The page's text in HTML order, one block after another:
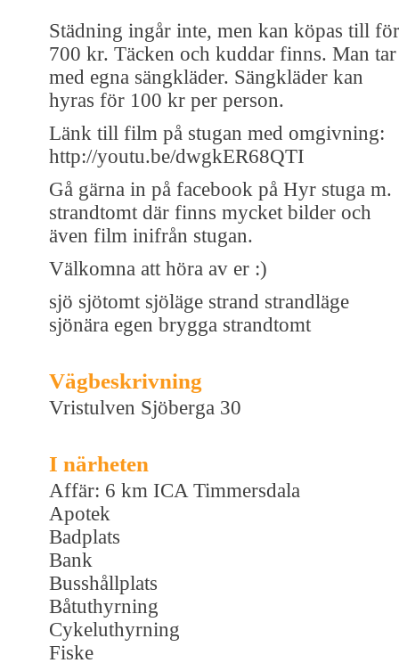
Städning ingår inte, men kan köpas till för
700 kr. Täcken och kuddar finns. Man tar
med egna sängkläder. Sängkläder kan
hyras för 100 kr per person.
Länk till film på stugan med omgivning:
http://youtu.be/dwgkER68QTI
Gå gärna in på facebook på Hyr stuga m.
strandtomt där finns mycket bilder och
även film inifrån stugan.
Välkomna att höra av er :)
sjö sjötomt sjöläge strand strandläge
sjönära egen brygga strandtomt
Vägbeskrivning
Vristulven Sjöberga 30
I närheten
Affär: 6 km ICA Timmersdala
Apotek
Badplats
Bank
Busshållplats
Båtuthyrning
Cykeluthyrning
Fiske